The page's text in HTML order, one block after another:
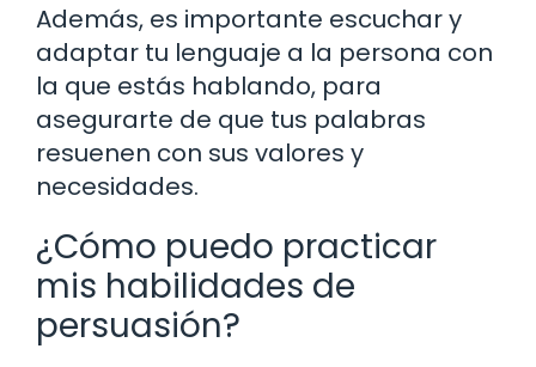
Además, es importante escuchar y
adaptar tu lenguaje a la persona con
la que estás hablando, para
asegurarte de que tus palabras
resuenen con sus valores y
necesidades.
¿Cómo puedo practicar
mis habilidades de
persuasión?